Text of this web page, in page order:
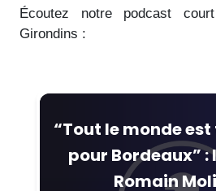
Écoutez notre podcast
Girondins :